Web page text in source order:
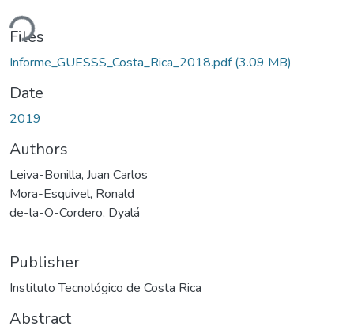
Files
Informe_GUESSS_Costa_Rica_2018.pdf(3.09 MB)
Date
2019
Authors
Leiva-Bonilla, Juan Carlos
Mora-Esquivel, Ronald
de-la-O-Cordero, Dyalá
Publisher
Instituto Tecnológico de Costa Rica
Abstract